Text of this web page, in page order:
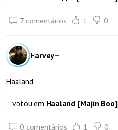
7 comentários 1 0
Harvey--
Haaland.
votou em Haaland [Majin Boo]
0 comentários 1 0